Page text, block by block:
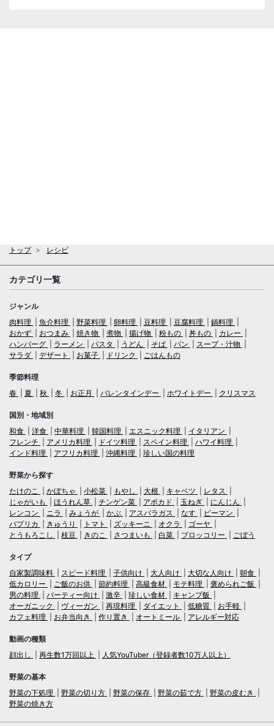
トップ レシピ
カテゴリ一覧
ジャンル
肉料理
魚介料理 野菜料理 卵料理 豆料理 豆腐料理
鍋料理
おかず
おつまみ 焼き物 煮物 揚げ物 粉もの 丼もの
カレー
ハンバーグ
ラーメン パスタ うどん そば パン
スープ・汁物
サラダ
デザート お菓子 ドリンク ごはんもの
季節料理
春
夏 秋 冬 お正月 バレンタインデー ホワイトデー クリスマス
国別・地域別
和食
洋食 中華料理 韓国料理 エスニック料理
イタリアン
フレンチ
アメリカ料理 ドイツ料理 スペイン料理
ハワイ料理
インド料理
アフリカ料理 沖縄料理 珍しい国の料理
野菜から探す
たけのこ
かぼちゃ 小松菜 もやし 大根 キャベツ
レタス
じゃがいも
ほうれん草 チンゲン菜 アボカド 玉ねぎ
にんじん
レンコン
ニラ みょうが かぶ アスパラガス なす
ピーマン
パプリカ
きゅうり トマト ズッキーニ オクラ
ゴーヤ
とうもろこし
枝豆 きのこ さつまいも 白菜 ブロッコリー ごぼう
タイプ
自家製調味料
スピード料理 子供向け 大人向け 大切な人向け
朝食
低カロリー
ご飯のお供 節約料理 高級食材 モテ料理
褒められご飯
男の料理
パーティー向け 激辛 珍しい食材
キャンプ飯
オーガニック
ヴィーガン 再現料理 ダイエット 低糖質
お手軽
カフェ料理
お弁当向き 作り置き オートミール アレルギー対応
動画の種類
顔出し
再生数1万回以上 人気YouTuber（登録者数10万人以上）
野菜の基本
野菜の下処理
野菜の切り方 野菜の保存 野菜の茹で方
野菜の皮むき
野菜の焼き方